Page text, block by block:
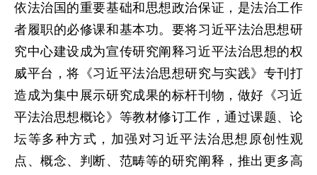
依法治国的重要基础和思想政治保证，是法治工作
者履职的必修课和基本功。要将习近平法治思想研
究中心建设成为宣传研究阐释习近平法治思想的权
威平台，将《习近平法治思想研究与实践》专刊打
造成为集中展示研究成果的标杆刊物，做好《习近
平法治思想概论》等教材修订工作，通过课题、论
坛等多种方式，加强对习近平法治思想原创性观
点、概念、判断、范畴等的研究阐释，推出更多高